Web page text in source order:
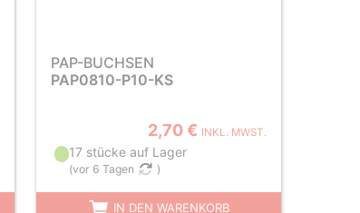
PAP-BUCHSEN
PAP0810-P10-KS
2,70 € INKL. MWST.
17 stücke auf Lager
(vor 6 Tagen )
IN DEN WARENKORB